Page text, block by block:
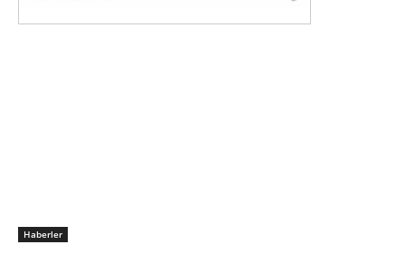
Haberler